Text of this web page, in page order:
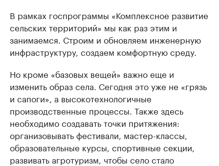
В рамках госпрограммы «Комплексное развитие
сельских территорий» мы как раз этим и
занимаемся. Строим и обновляем инженерную
инфраструктуру, создаем комфортную среду.
Но кроме «базовых вещей» важно еще и
изменить образ села. Сегодня это уже не «грязь
и сапоги», а высокотехнологичные
производственные процессы. Также здесь
необходимо создавать точки притяжения:
организовывать фестивали, мастер-классы,
образовательные курсы, спортивные секции,
развивать агротуризм, чтобы село стало